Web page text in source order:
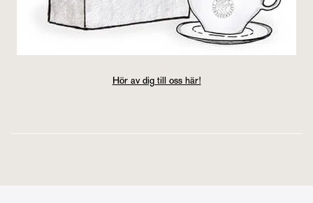
Hör av dig till oss här!